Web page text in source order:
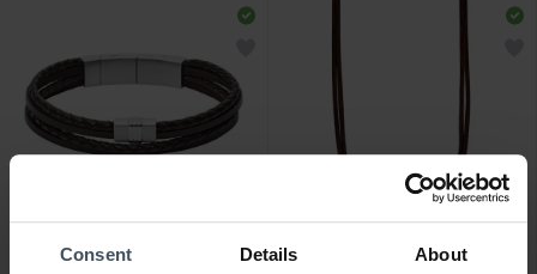
Consent Details About